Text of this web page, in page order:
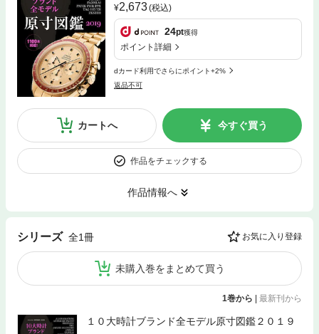
2,673(税込)
24pt獲得
ポイント詳細
dカード利用でさらにポイント+2%
返品不可
カートへ 今すぐ買う
作品をチェックする
作品情報へ
シリーズ 全1冊 お気に入り登録
未購入巻をまとめて買う
1巻から 最新刊から
１０大時計ブランド全モデル原寸図鑑２０１９